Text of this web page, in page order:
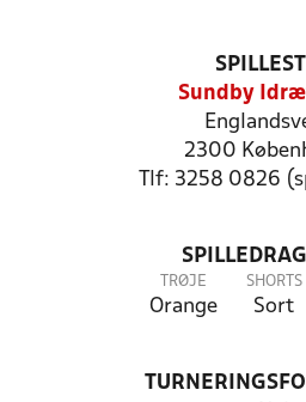
Sundby
2300
Tlf: 3258 0826
TRØJE
Orange
SHORTS
Sort